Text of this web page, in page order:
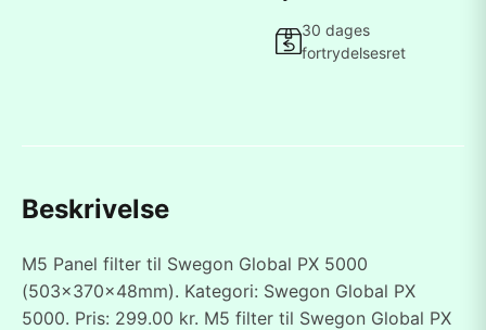
30 dages
fortrydelsesret
Beskrivelse
M5 Panel filter til Swegon Global PX 5000
(503x370x48mm). Kategori: Swegon Global PX
5000. Pris: 299.00 kr. M5 filter til Swegon Global PX